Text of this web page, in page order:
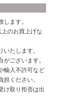
ます。
のお買上げな
いたします。
がございます。
輸入不許可など
ください。
け取り拒否は出